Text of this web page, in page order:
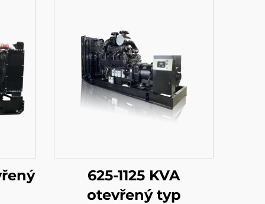
625-1125 KVA
otevřený typ